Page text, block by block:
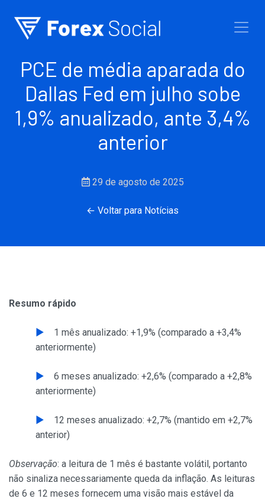
PCE de média aparada do
Dallas Fed em julho sobe
1,9% anualizado, ante 3,4%
anterior
29 de agosto de 2025
← Voltar para Notícias
Resumo rápido
1 mês anualizado: +1,9% (comparado a +3,4%
anteriormente)
6 meses anualizado: +2,6% (comparado a +2,8%
anteriormente)
12 meses anualizado: +2,7% (mantido em +2,7%
anterior)
Observação: a leitura de 1 mês é bastante volátil, portanto
não sinaliza necessariamente queda da inflação. As leituras
de 6 e 12 meses fornecem uma visão mais estável da